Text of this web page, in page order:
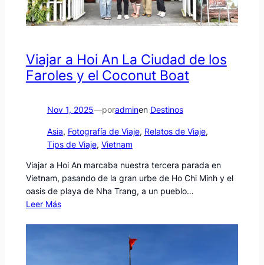
Viajar a Hoi An La Ciudad de los
Faroles y el Coconut Boat
Nov 1, 2025—poradminen Destinos
Asia, Fotografía de Viaje, Relatos de Viaje
Tips de Viaje, Vietnam
Viajar a Hoi An marcaba nuestra tercera parada en
Vietnam, pasando de la gran urbe de Ho Chi Minh y el
oasis de playa de Nha Trang, a un pueblo…
Leer Más